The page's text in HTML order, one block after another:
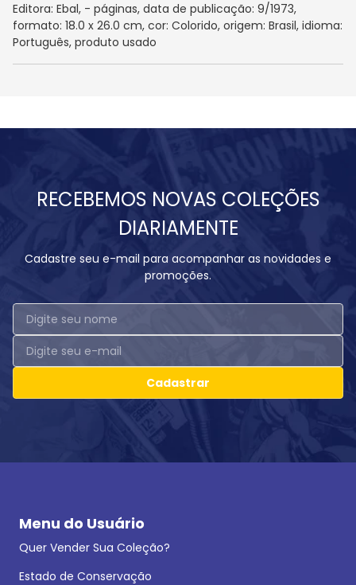
Editora: Ebal, - páginas, data de publicação: 9/1973,
formato: 18.0 x 26.0 cm, cor: Colorido, origem: Brasil, idioma:
Português, produto usado
RECEBEMOS NOVAS COLEÇÕES
DIARIAMENTE
Cadastre seu e-mail para acompanhar as novidades e
promoções.
Cadastrar
Menu do Usuário
Quer Vender Sua Coleção?
Estado de Conservação